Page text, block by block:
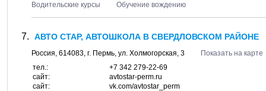
Водительские курсы
Обучение вождению
АВТО СТАР, АВТОШКОЛА В СВЕРДЛОВСКОМ РАЙОНЕ
Россия, 614083, г. Пермь, ул. Холмогорская, 3
Показать на карте
тел.:
+7 342 279-22-69
сайт:
avtostar-perm.ru
сайт:
vk.com/avtostar_perm